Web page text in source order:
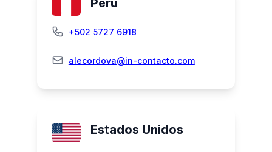
Perú
+502 5727 6918
alecordova@in-contacto.com
Estados Unidos